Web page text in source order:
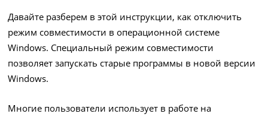
Давайте разберем в этой инструкции, как отключить
режим совместимости в операционной системе
Windows. Специальный режим совместимости
позволяет запускать старые программы в новой версии
Windows.
Многие пользователи использует в работе на